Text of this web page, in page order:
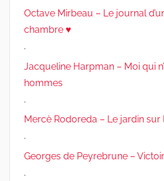
Octave Mirbeau – Le journal
chambre ♥
.
Jacqueline Harpman – Moi qui
hommes
.
Mercè Rodoreda – Le jardin sur
.
Georges de Peyrebrune –
.